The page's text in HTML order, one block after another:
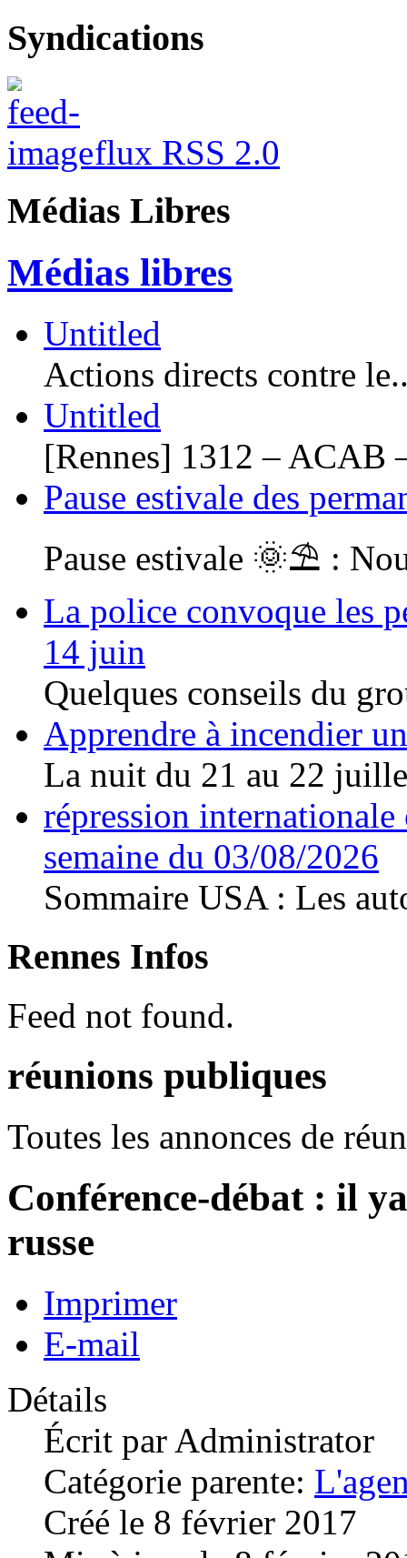
Syndications
flux RSS 2.0
Médias Libres
Médias libres
Untitled
Actions directs contre
Untitled
[Rennes] 1312 – ACAB
Pause estivale des
Pause estivale 🌞⛱ :
La police convoque les
14 juin
Quelques conseils du
Apprendre à incendier
La nuit du 21 au 22
répression
semaine du 03/08/2026
Sommaire USA : Les
Rennes Infos
Feed not found.
réunions publiques
Toutes les annonces de
Conférence-débat : il
russe
Imprimer
E-mail
Détails
Écrit par Administrator
Catégorie parente:
Créé le 8 février 2017